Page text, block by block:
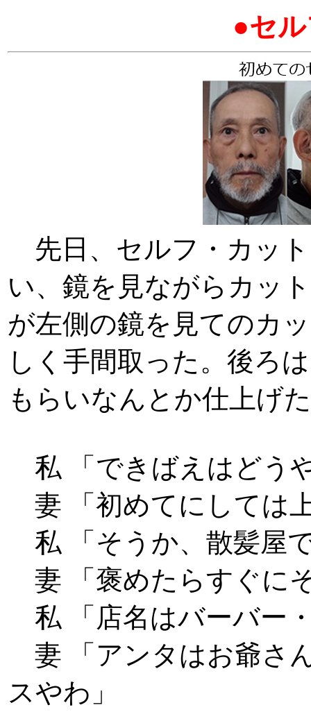
●セ
先日、セルフ・カッ
い、鏡を見ながらカッ
が左側の鏡を見てのカ
しく手間取った。後ろ
もらいなんとか仕上げ
私 「できばえはどう
妻 「初めてにしては
私 「そうか、散髪屋
妻 「褒めたらすぐに
私 「店名はバーバー
妻 「アンタはお爺さ
スやわ」